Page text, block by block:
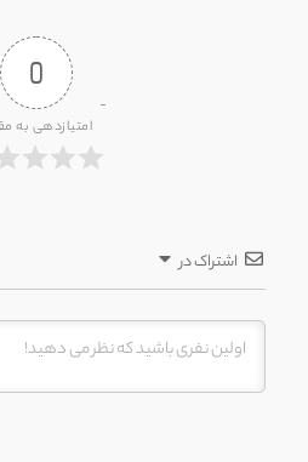
0
امتیازدهی به
اشتراک در